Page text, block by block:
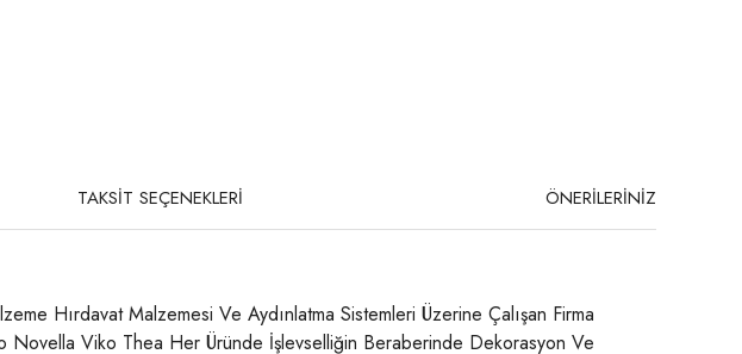
TAKSİT SEÇENEKLERİ ÖNERİLERİNİZ
Hırdavat Malzemesi Ve Aydınlatma Sistemleri Üzerine Çalışan Firma
Novella Viko Thea Her Üründe İşlevselliğin Beraberinde Dekorasyon Ve